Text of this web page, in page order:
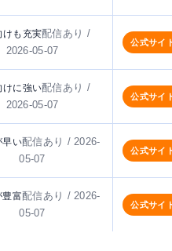
けも充実配信あり /
2026-05-07
公式サイ
けに強い配信あり /
2026-05-07
公式サイ
早い配信あり / 2026-
05-07
公式サイ
豊富配信あり / 2026-
05-07
公式サイ